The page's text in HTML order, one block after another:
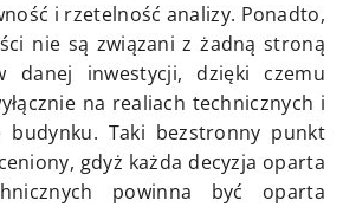
i rzetelność analizy. Ponadto,
nie są związani z żadną stroną
danej inwestycji, dzięki czemu
na realiach technicznych i
budynku. Taki bezstronny punkt
gdyż każda decyzja oparta
powinna być oparta